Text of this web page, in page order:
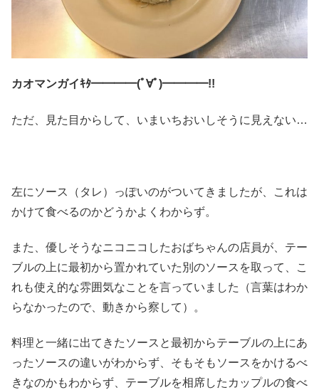
カオマンガイｷﾀ━━━━(ﾟ∀ﾟ)━━━━!!
ただ、見た目からして、いまいちおいしそうに見えない…
左にソース（タレ）っぽいのがついてきましたが、これは
かけて食べるのかどうかよくわからず。
また、優しそうなニコニコしたおばちゃんの店員が、テー
ブルの上に最初から置かれていた別のソースを取って、こ
れも使え的な雰囲気なことを言っていました（言葉はわか
らなかったので、動きから察して）。
料理と一緒に出てきたソースと最初からテーブルの上にあ
ったソースの違いがわからず、そもそもソースをかけるべ
きなのかもわからず、テーブルを相席したカップルの食べ